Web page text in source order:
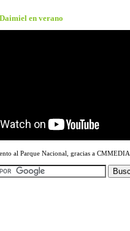
en verano
al Parque Nacional, gracias a CMMEDIA.